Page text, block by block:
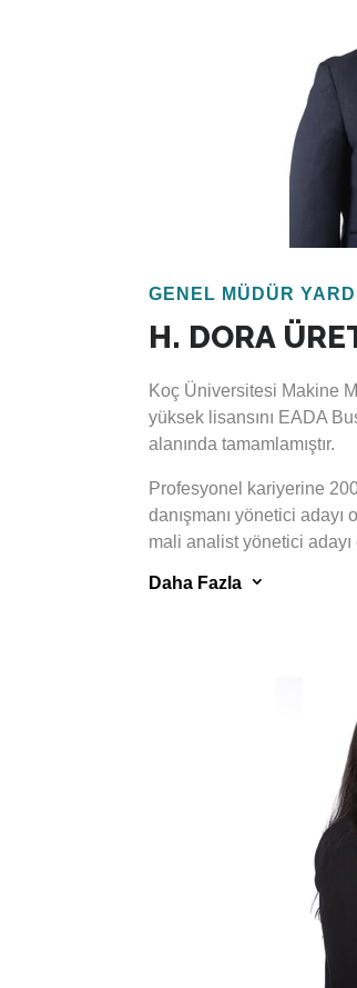
enerji verimliliği alanında
endüstriyel sistemlerde
editörlüğünü yapmıştır.
finansmanı sağlayan
tecrübesine sahiptir.
Dr. Kavak, 2017 yılından
GENEL MÜDÜR
H. DORA
Koç Üniversitesi Makine
yüksek lisansını EADA
alanında tamamlamıştır.
Profesyonel kariyerine
danışmanı yönetici
mali analist yönetici adayı
yönetimi ve iş geliştirme
Proje yönetimi, iş
sürdürülebilirlik
ışığında (Dünya
CDP, GHG Protocol,
yönetim sistemlerinin ve
kurulması, sürdürülebilir
kaynak ve enerji
azaltılması gibi
sektörlerde ve ulusal-
Üreten, 2021 yılından
Daha Fazla 3